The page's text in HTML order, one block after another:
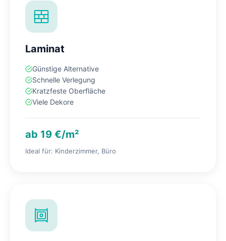
Laminat
Günstige Alternative
Schnelle Verlegung
Kratzfeste Oberfläche
Viele Dekore
ab 19 €/m²
Ideal für: Kinderzimmer, Büro